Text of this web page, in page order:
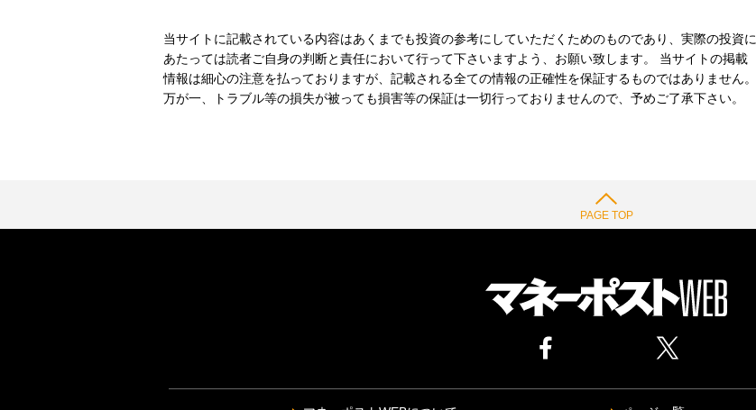
当サイトに記載されている内容はあくまでも投資の参考にしていただくためのものであり、実際の投資に
あたっては読者ご自身の判断と責任において行って下さいますよう、お願い致します。 当サイトの掲載
情報は細心の注意を払っておりますが、記載される全ての情報の正確性を保証するものではありません。
万が一、トラブル等の損失が被っても損害等の保証は一切行っておりませんので、予めご了承下さい。
PAGE TOP